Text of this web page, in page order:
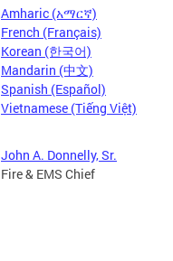
Amharic (አማርኛ)
French (Français)
Korean (한국어)
Mandarin (中文)
Spanish (Español)
Vietnamese (Tiếng Việt)
John A. Donnelly, Sr.
Fire & EMS Chief